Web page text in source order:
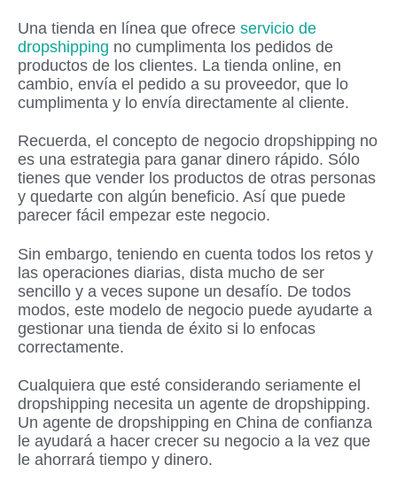
Una tienda en línea que ofrece servicio de
dropshipping no cumplimenta los pedidos de
productos de los clientes. La tienda online, en
cambio, envía el pedido a su proveedor, que lo
cumplimenta y lo envía directamente al cliente.
Recuerda, el concepto de negocio dropshipping no
es una estrategia para ganar dinero rápido. Sólo
tienes que vender los productos de otras personas
y quedarte con algún beneficio. Así que puede
parecer fácil empezar este negocio.
Sin embargo, teniendo en cuenta todos los retos y
las operaciones diarias, dista mucho de ser
sencillo y a veces supone un desafío. De todos
modos, este modelo de negocio puede ayudarte a
gestionar una tienda de éxito si lo enfocas
correctamente.
Cualquiera que esté considerando seriamente el
dropshipping necesita un agente de dropshipping.
Un agente de dropshipping en China de confianza
le ayudará a hacer crecer su negocio a la vez que
le ahorrará tiempo y dinero.